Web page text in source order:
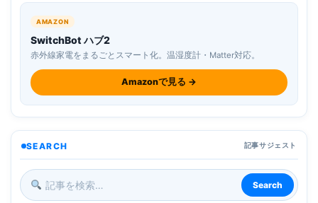
AMAZON
SwitchBot ハブ2
赤外線家電をまるごとスマート化。温湿度計・Matter対応。
Amazonで見る →
SEARCH 記事サジェスト
Search